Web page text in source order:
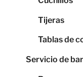
Tijeras
Tablas de
Servicio de